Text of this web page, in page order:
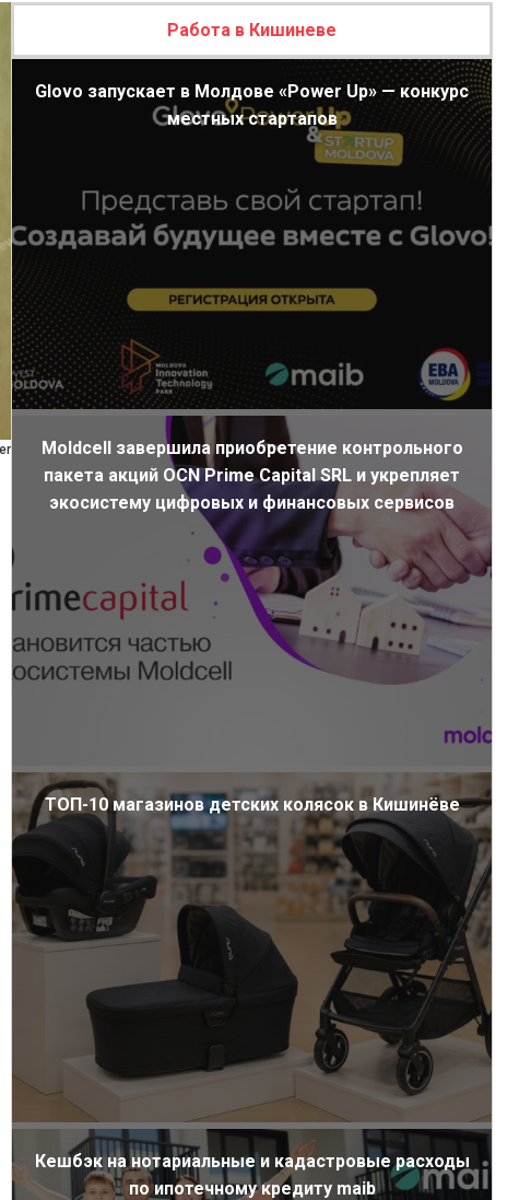
Работа в Кишиневе
Glovo запускает в Молдове «Power Up» — конкурс
местных стартапов
Moldcell завершила приобретение контрольного
пакета акций OCN Prime Capital SRL и укрепляет
экосистему цифровых и финансовых сервисов
ТОП-10 магазинов детских колясок в Кишинёве
Кешбэк на нотариальные и кадастровые расходы
по ипотечному кредиту maib